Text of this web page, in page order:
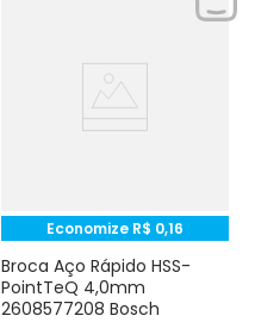
Economize R$ 0,16
Broca Aço Rápido HSS-
PointTeQ 4,0mm
2608577208 Bosch